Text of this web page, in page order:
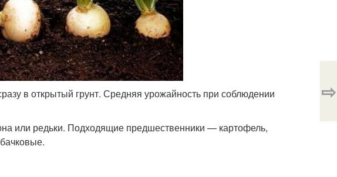
в открытый грунт. Средняя урожайность при соблюдении
или редьки. Подходящие предшественники — картофель,
⇨